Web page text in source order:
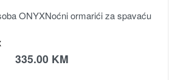
ONYXNoćni ormarići za spavaću
335.00 KM